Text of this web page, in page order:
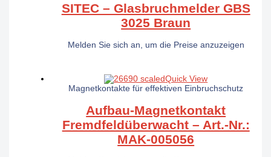
SITEC – Glasbruchmelder GBS
3025 Braun
Melden Sie sich an, um die Preise anzuzeigen
Quick View
Magnetkontakte für effektiven Einbruchschutz
Aufbau-Magnetkontakt
Fremdfeldüberwacht – Art.-Nr.:
MAK-005056